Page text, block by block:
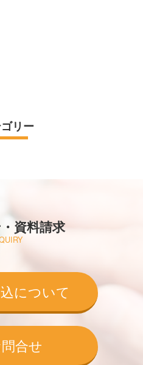
リー
資料請求
について
合せ